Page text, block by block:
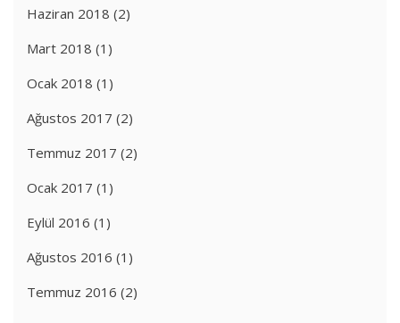
Haziran 2018 (2)
Mart 2018 (1)
Ocak 2018 (1)
Ağustos 2017 (2)
Temmuz 2017 (2)
Ocak 2017 (1)
Eylül 2016 (1)
Ağustos 2016 (1)
Temmuz 2016 (2)